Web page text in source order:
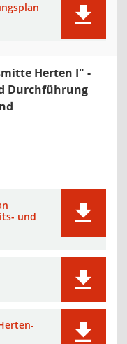
Herten I" -
Durchführung
und